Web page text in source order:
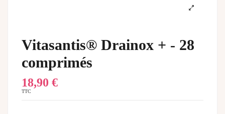
Vitasantis® Drainox + - 28
comprimés
18,90 €
TTC